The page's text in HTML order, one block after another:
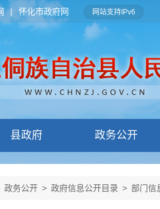
| 怀化市政府网 网站支持IPv6
县政府 政务公开
政务公开 > 政府信息公开目录 > 部门信